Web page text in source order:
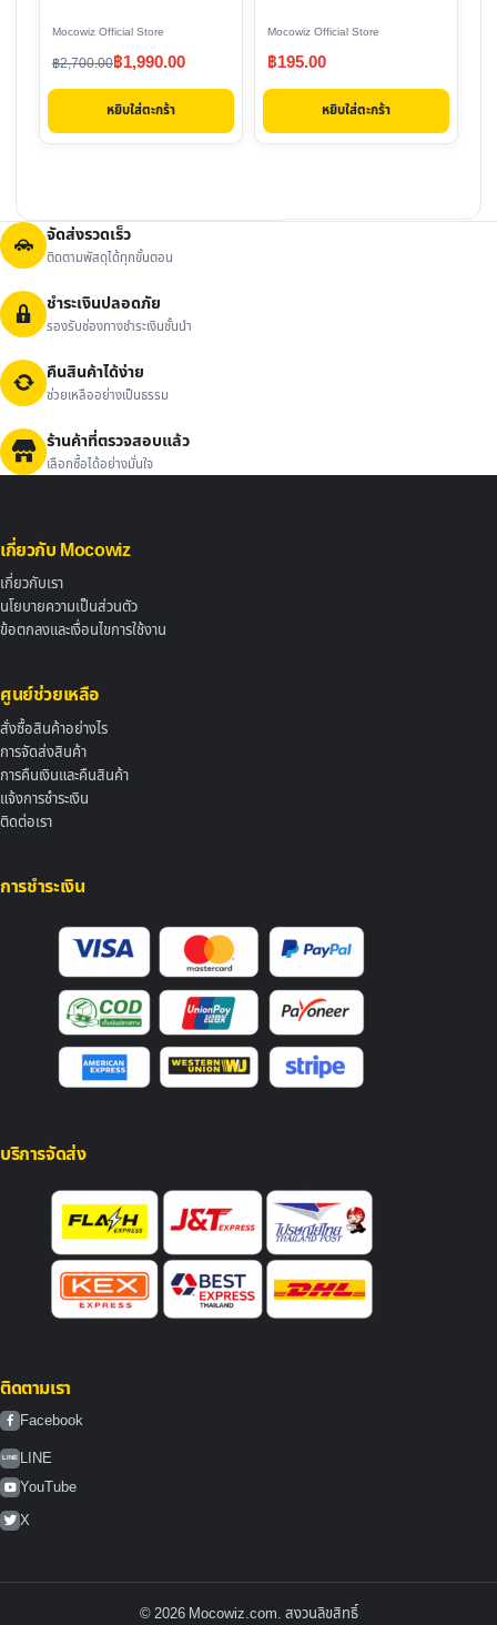
Mocowiz Official Store
฿2,700.00
Original
price
฿2,700.00.
฿1,990.00
Current
price
฿1,990.00.
หยิบใส่ตะกร้า
Mocowiz Official Store
฿195.00
หยิบใส่ตะกร้า
จัดส่งรวดเร็ว
ติดตามพัสดุได้ทุกขั้นตอน
ชำระเงินปลอดภัย
รองรับช่องทางชำระเงินชั้นนำ
คืนสินค้าได้ง่าย
ช่วยเหลืออย่างเป็นธรรม
ร้านค้าที่ตรวจสอบแล้ว
เลือกซื้อได้อย่างมั่นใจ
เกี่ยวกับ Mocowiz
เกี่ยวกับเรา
นโยบายความเป็นส่วนตัว
ข้อตกลงและเงื่อนไขการใช้งาน
ศูนย์ช่วยเหลือ
สั่งซื้อสินค้าอย่างไร
การจัดส่งสินค้า
การคืนเงินและคืนสินค้า
แจ้งการชำระเงิน
ติดต่อเรา
การชำระเงิน
บริการจัดส่ง
ติดตามเรา
Facebook
LINE LINE
YouTube
X
© 2026 Mocowiz.com. สงวนลิขสิทธิ์